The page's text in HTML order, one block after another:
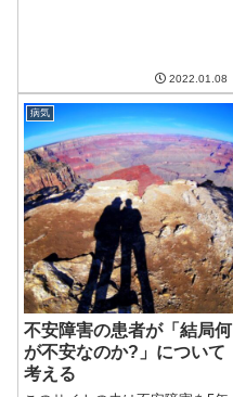
2022.01.08
病気
不安障害の患者が「結局何
が不安なのか?」について
考える